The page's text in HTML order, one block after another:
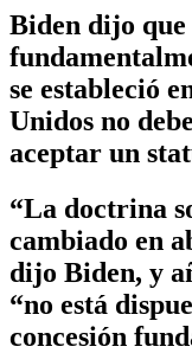
Biden dijo que
se estableció
Unidos no
aceptar un
“La doctrina
cambiado en
dijo Biden, y
“no está
concesión